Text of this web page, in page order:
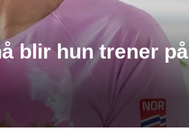
blir hun trener på